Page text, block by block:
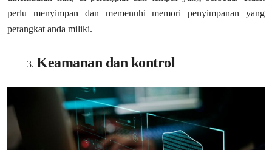
perlu menyimpan dan memenuhi memori penyimpanan yang
perangkat anda miliki.
Keamanan dan kontrol